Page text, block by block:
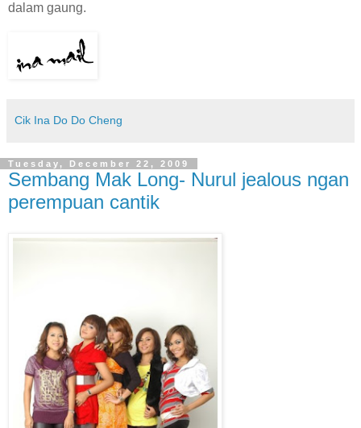
dalam gaung.
Cik Ina Do Do Cheng
Tuesday, December 22, 2009
Sembang Mak Long- Nurul jealous ngan
perempuan cantik